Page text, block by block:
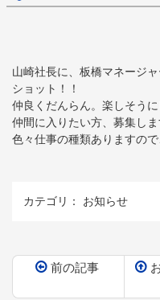
山崎社長に、板橋マネージ
ショット！！
仲良くだんらん。楽しそう
仲間に入りたい方、募集しま
色々仕事の種類ありますので
カテゴリ： お知らせ
前の記事